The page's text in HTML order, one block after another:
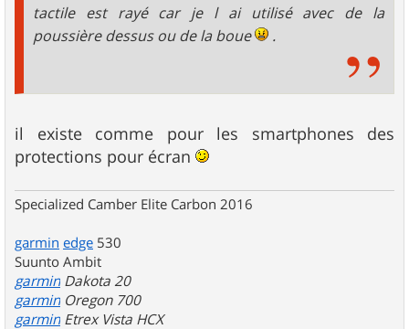
tactile est rayé car je l ai utilisé avec de la
poussière dessus ou de la boue
.
il existe comme pour les smartphones des
protections pour écran
Specialized Camber Elite Carbon 2016
garmin edge 530
Suunto Ambit
garmin Dakota 20
garmin Oregon 700
garmin Etrex Vista HCX